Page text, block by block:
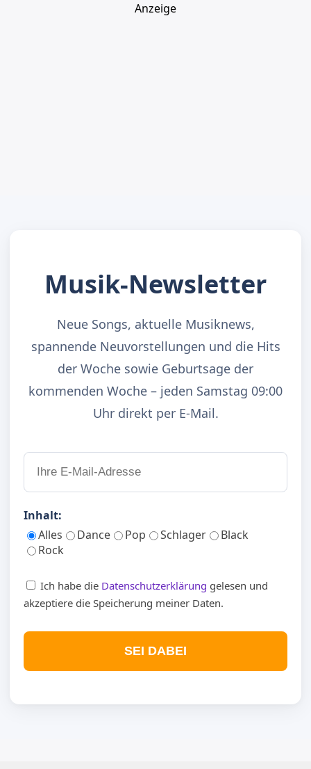
Anzeige
Musik-Newsletter
Neue Songs, aktuelle Musiknews,
spannende Neuvorstellungen und die Hits
der Woche sowie Geburtsage der
kommenden Woche – jeden Samstag 09:00
Uhr direkt per E-Mail.
Inhalt:
Alles
Dance Pop Schlager
Black
Rock
Ich habe die Datenschutzerklärung gelesen und
akzeptiere die Speicherung meiner Daten.
SEI DABEI